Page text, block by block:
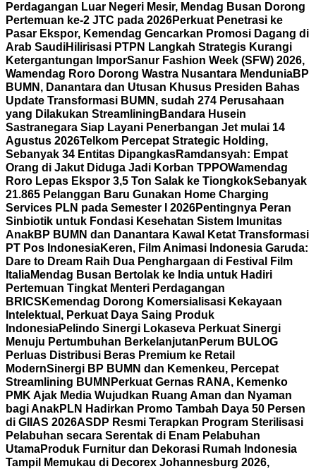
Perdagangan Luar Negeri Mesir, Mendag Busan Dorong
Pertemuan ke-2 JTC pada 2026Perkuat Penetrasi ke
Pasar Ekspor, Kemendag Gencarkan Promosi Dagang di
Arab SaudiHilirisasi PTPN Langkah Strategis Kurangi
Ketergantungan ImporSanur Fashion Week (SFW) 2026,
Wamendag Roro Dorong Wastra Nusantara MenduniaBP
BUMN, Danantara dan Utusan Khusus Presiden Bahas
Update Transformasi BUMN, sudah 274 Perusahaan
yang Dilakukan Streamlining Bandara Husein
Sastranegara Siap Layani Penerbangan Jet mulai 14
Agustus 2026Telkom Percepat Strategic Holding,
Sebanyak 34 Entitas DipangkasRamdansyah: Empat
Orang di Jakut Diduga Jadi Korban TPPOWamendag
Roro Lepas Ekspor 3,5 Ton Salak ke TiongkokSebanyak
21.865 Pelanggan Baru Gunakan Home Charging
Services PLN pada Semester I 2026Pentingnya Peran
Sinbiotik untuk Fondasi Kesehatan Sistem Imunitas
AnakBP BUMN dan Danantara Kawal Ketat Transformasi
PT Pos IndonesiaKeren, Film Animasi Indonesia Garuda:
Dare to Dream Raih Dua Penghargaan di Festival Film
ItaliaMendag Busan Bertolak ke India untuk Hadiri
Pertemuan Tingkat Menteri Perdagangan
BRICS Kemendag Dorong Komersialisasi Kekayaan
Intelektual, Perkuat Daya Saing Produk
IndonesiaPelindo Sinergi Lokaseva Perkuat Sinergi
Menuju Pertumbuhan Berkelanjutan Perum BULOG
Perluas Distribusi Beras Premium ke Retail
ModernSinergi BP BUMN dan Kemenkeu, Percepat
Streamlining BUMN Perkuat Gernas RANA, Kemenko
PMK Ajak Media Wujudkan Ruang Aman dan Nyaman
bagi AnakPLN Hadirkan Promo Tambah Daya 50 Persen
di GIIAS 2026ASDP Resmi Terapkan Program Sterilisasi
Pelabuhan secara Serentak di Enam Pelabuhan
UtamaProduk Furnitur dan Dekorasi Rumah Indonesia
Tampil Memukau di Decorex Johannesburg 2026,